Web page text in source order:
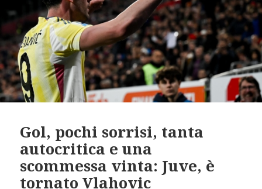
Gol, pochi sorrisi, tanta
autocritica e una
scommessa vinta: Juve, è
tornato Vlahovic